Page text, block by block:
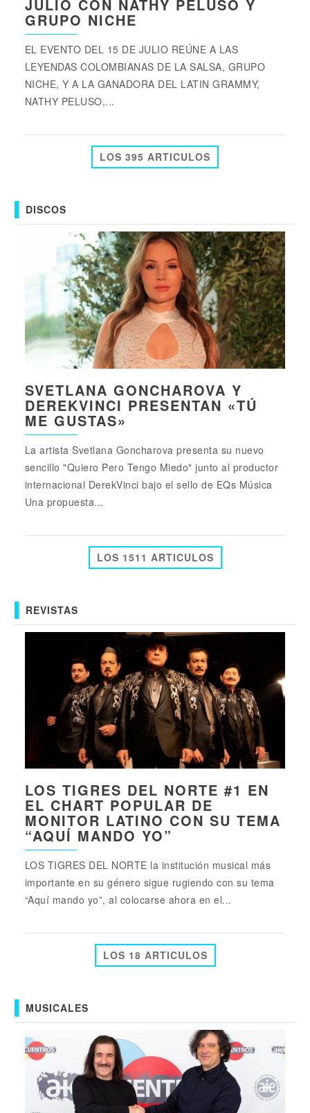
JULIO CON NATHY PELUSO Y
GRUPO NICHE
EL EVENTO DEL 15 DE JULIO REÚNE A LAS
LEYENDAS COLOMBIANAS DE LA SALSA, GRUPO
NICHE, Y A LA GANADORA DEL LATIN GRAMMY,
NATHY PELUSO,...
LOS 395 ARTICULOS
DISCOS
SVETLANA GONCHAROVA Y
DEREKVINCI PRESENTAN «TÚ
ME GUSTAS»
La artista Svetlana Goncharova presenta su nuevo
sencillo "Quiero Pero Tengo Miedo" junto al productor
internacional DerekVinci bajo el sello de EQs Música
Una propuesta...
LOS 1511 ARTICULOS
REVISTAS
LOS TIGRES DEL NORTE #1 EN
EL CHART POPULAR DE
MONITOR LATINO CON SU TEMA
“AQUÍ MANDO YO”
LOS TIGRES DEL NORTE la institución musical más
importante en su género sigue rugiendo con su tema
“Aquí mando yo”, al colocarse ahora en el...
LOS 18 ARTICULOS
MUSICALES